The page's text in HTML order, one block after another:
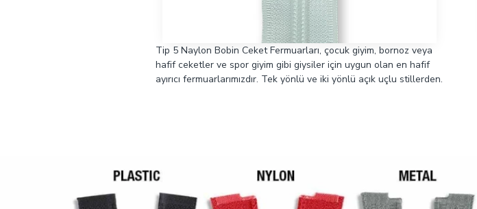
Tip 5 Naylon Bobin Ceket Fermuarları, çocuk giyim, bornoz veya
hafif ceketler ve spor giyim gibi giysiler için uygun olan en hafif
ayırıcı fermuarlarımızdır. Tek yönlü ve iki yönlü açık uçlu stillerden.